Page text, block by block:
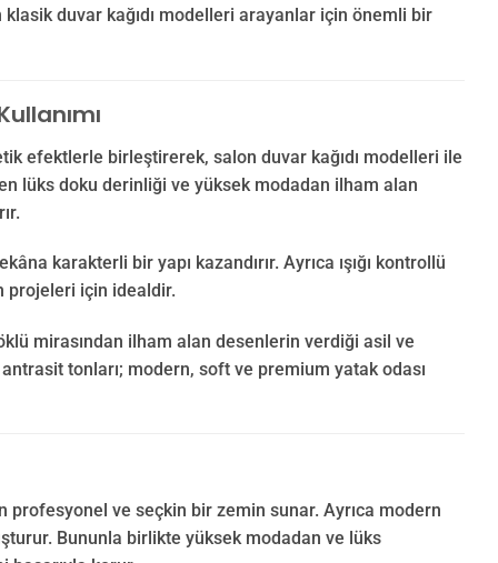
duvar kağıdı modelleri arayanlar için önemli bir
efektlerle birleştirerek, salon duvar kağıdı modelleri ile
lüks doku derinliği ve yüksek modadan ilham alan
karakterli bir yapı kazandırır. Ayrıca ışığı kontrollü
projeleri için idealdir.
mirasından ilham alan desenlerin verdiği asil ve
tonları; modern, soft ve premium yatak odası
ve seçkin bir zemin sunar. Ayrıca modern
Bununla birlikte yüksek modadan ve lüks